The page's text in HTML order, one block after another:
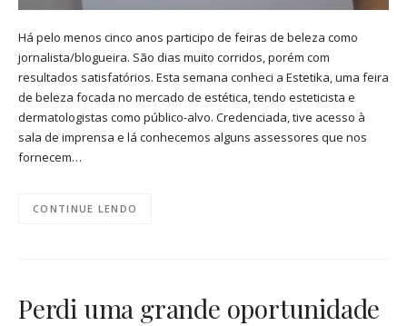
Há pelo menos cinco anos participo de feiras de beleza como
jornalista/blogueira. São dias muito corridos, porém com
resultados satisfatórios. Esta semana conheci a Estetika, uma feira
de beleza focada no mercado de estética, tendo esteticista e
dermatologistas como público-alvo. Credenciada, tive acesso à
sala de imprensa e lá conhecemos alguns assessores que nos
fornecem…
CONTINUE LENDO
Perdi uma grande oportunidade